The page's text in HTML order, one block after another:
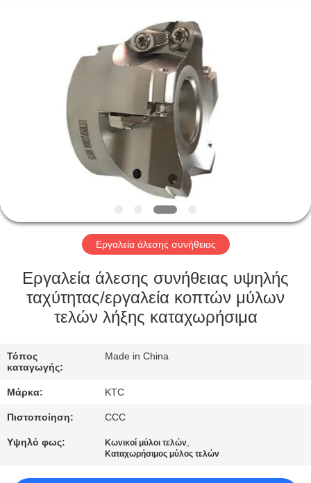
ΠΡΟΪΌΝΤΑ
ΠΕΡΊΠΟΥ
ΓΎΡΟΣ
ΕΡΓΟΣΤΑΣΊΩΝ
ΠΟΙΟΤΙΚΌΣ
ΈΛΕΓΧΟΣ
ΜΑΣ
ΕΛΆΤΕ
ΕΠΑΦΉ
ΜΕ
Εργαλεία άλεσης συνήθειας
Εργαλεία άλεσης συνήθειας υψηλής
ταχύτητας/εργαλεία κοπτών μύλων
τελών λήξης καταχωρήσιμα
Τόπος
καταγωγής:
Made in China
Μάρκα: KTC
Πιστοποίηση: CCC
Υψηλό φως: Κωνικοί μύλοι τελών,
Καταχωρήσιμος μύλος τελών